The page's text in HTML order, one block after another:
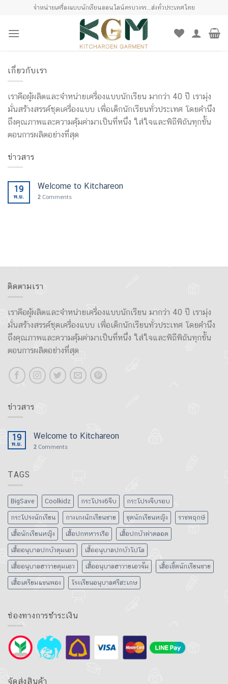
content
จำหน่ายเครื่องแบบนักเรียนออนไลน์ครบวงจร...ส่งทั่วประเทศไทย
เกี่ยวกับเรา
เราคือผู้ผลิตและจำหน่ายเครื่องแบบนักเรียน มากว่า 40 ปี เรามุ่ง
มั่นสร้างสรรค์ชุดเครื่องแบบ เพื่อเด็กนักเรียนทั่วประเทศ โดยคำนึง
ถึงคุณภาพและความคุ้มค่ามาเป็นที่หนึ่ง ใส่ใจและพิถีพิถันทุกขั้น
ตอนการผลิตอย่างที่สุด
ข่าวสาร
19
พ.ย.
Welcome to Kitchareon
2 Comments
ติดตามเรา
เราคือผู้ผลิตและจำหน่ายเครื่องแบบนักเรียน มากว่า 40 ปี เรามุ่ง
มั่นสร้างสรรค์ชุดเครื่องแบบ เพื่อเด็กนักเรียนทั่วประเทศ โดยคำนึง
ถึงคุณภาพและความคุ้มค่ามาเป็นที่หนึ่ง ใส่ใจและพิถีพิถันทุกขั้น
ตอนการผลิตอย่างที่สุด
ข่าวสาร
19
พ.ย.
Welcome to Kitchareon
2 Comments
TAGS
BigSave Coolkidz กระโปรง6จีบ กระโปรงจีบรอบ
กระโปรงนักเรียน กางเกงนักเรียนชาย ชุดนักเรียนหญิง ราชพฤกษ์
เสื้อนักเรียนหญิง เสื้อปกทหารเรือ เสื้อปกบัวผ่าตลอด
เสื้ออนุบาลปกบัวดุมเอว เสื้ออนุบาลปกบัวโปโล
เสื้ออนุบาลฮาวายดุมเอว เสื้ออนุบาลฮาวายเอวจั๊ม เสื้อเชิ้ตนักเรียนชาย
เสื้อเตรียมแขนพอง โรงเรียนอนุบาลศรีสะเกษ
ช่องทางการชำระเงิน
จัดส่งสินค้า